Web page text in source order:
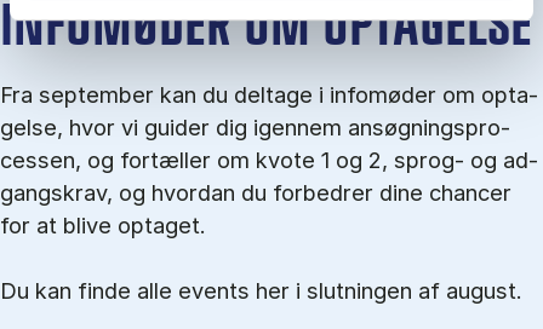
IN­FO­MØ­DER OM OP­TA­GEL­SE
Fra september kan du del­tage i in­fo­mø­der om op­ta­
gel­se, hvor vi gu­i­der dig igen­nem an­søg­nings­pro­
ces­sen, og for­tæl­ler om kvo­te 1 og 2, sprog- og ad­
gangs­krav, og hvordan du forbedrer dine chancer
for at blive optaget.
Du kan finde alle events her i slutningen af august.